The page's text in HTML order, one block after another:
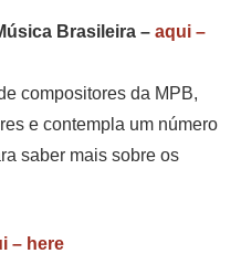
Brasileira –aqui –
compositores da MPB,
e contempla um número
saber mais sobre os
– here